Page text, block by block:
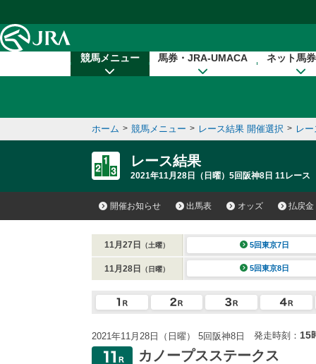
競馬メニュー 馬券・JRA-UMACA ネット馬
ホーム > 競馬メニュー > レース結果 開催選択 > レ
レース結果
2021年11月28日（日曜）5回阪神8日 11レース
開催お知らせ 出馬表 オッズ 払戻金
11月27日 （土曜） 5回東京7日
11月28日 （日曜） 5回東京8日
2021年11月28日（日曜） 5回阪神8日 発走時刻： 15
カノープスステークス